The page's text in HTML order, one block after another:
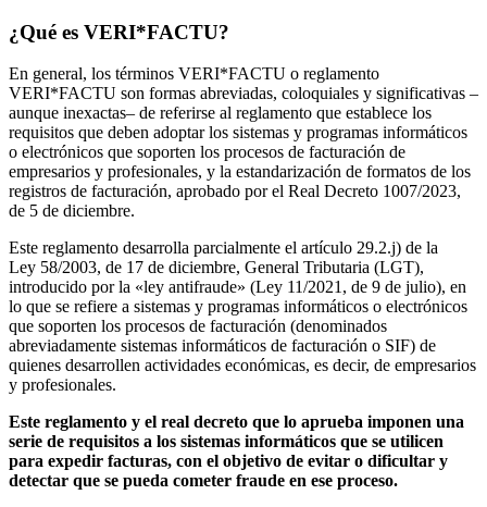
¿Qué es VERI*FACTU?
En general, los términos VERI*FACTU o reglamento
VERI*FACTU son formas abreviadas, coloquiales y significativas –
aunque inexactas– de referirse al reglamento que establece los
requisitos que deben adoptar los sistemas y programas informáticos
o electrónicos que soporten los procesos de facturación de
empresarios y profesionales, y la estandarización de formatos de los
registros de facturación, aprobado por el Real Decreto 1007/2023,
de 5 de diciembre.
Este reglamento desarrolla parcialmente el artículo 29.2.j) de la
Ley 58/2003, de 17 de diciembre, General Tributaria (LGT),
introducido por la «ley antifraude» (Ley 11/2021, de 9 de julio), en
lo que se refiere a sistemas y programas informáticos o electrónicos
que soporten los procesos de facturación (denominados
abreviadamente sistemas informáticos de facturación o SIF) de
quienes desarrollen actividades económicas, es decir, de empresarios
y profesionales.
Este reglamento y el real decreto que lo aprueba imponen una
serie de requisitos a los sistemas informáticos que se utilicen
para expedir facturas, con el objetivo de evitar o dificultar y
detectar que se pueda cometer fraude en ese proceso.